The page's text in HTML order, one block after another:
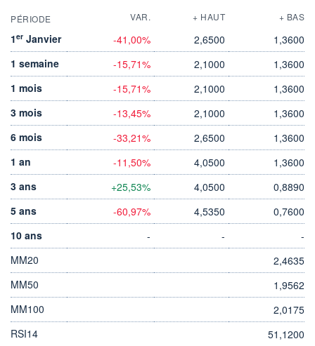
PÉRIODE VAR. + HAUT + BAS
1er Janvier -41,00% 2,6500
1,3600
1 semaine
-15,71% 2,1000
1,3600
1 mois
-15,71% 2,1000
1,3600
3 mois
-13,45% 2,1000
1,3600
6 mois
-33,21% 2,6500
1,3600
1 an
-11,50% 4,0500
1,3600
3 ans
+25,53% 4,0500
0,8890
5 ans
-60,97% 4,5350
0,7600
10 ans
- -
-
MM20
2,4635
MM50
1,9562
MM100
2,0175
RSI14
51,1200